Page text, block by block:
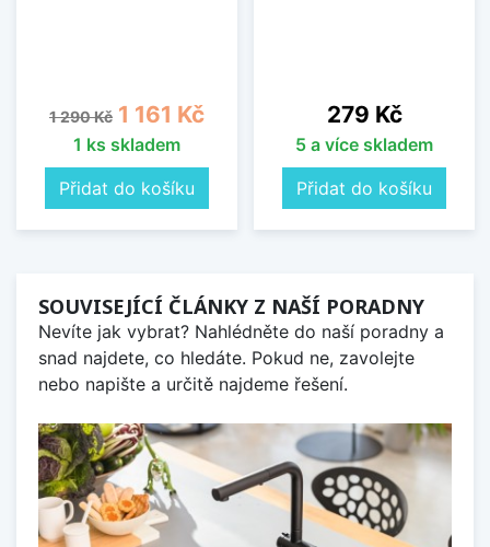
Běžná cena
1 290 Kč Cena
1 161 Kč
1 ks skladem
Přidat do košíku
Cena
279 Kč
5 a více skladem
Přidat do košíku
SOUVISEJÍCÍ ČLÁNKY Z NAŠÍ PORADNY
Nevíte jak vybrat? Nahlédněte do naší poradny a
snad najdete, co hledáte. Pokud ne, zavolejte
nebo napište a určitě najdeme řešení.